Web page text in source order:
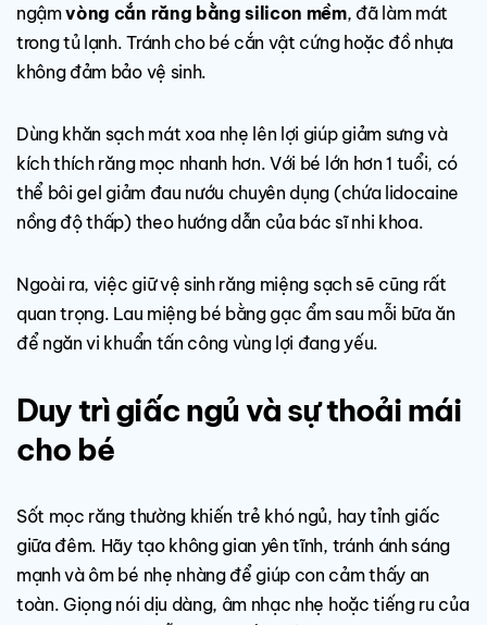
ngậmvòng cắn răng bằng silicon mềm, đã làm mát
trong tủ lạnh. Tránh cho bé cắn vật cứng hoặc đồ nhựa
không đảm bảo vệ sinh.
Dùng khăn sạch mát xoa nhẹ lên lợi giúp giảm sưng và
kích thích răng mọc nhanh hơn. Với bé lớn hơn 1 tuổi, có
thể bôi gel giảm đau nướu chuyên dụng (chứa lidocaine
nồng độ thấp) theo hướng dẫn của bác sĩ nhi khoa.
Ngoài ra, việc giữ vệ sinh răng miệng sạch sẽ cũng rất
quan trọng. Lau miệng bé bằng gạc ẩm sau mỗi bữa ăn
để ngăn vi khuẩn tấn công vùng lợi đang yếu.
Duy trì giấc ngủ và sự thoải mái
cho bé
Sốt mọc răng thường khiến trẻ khó ngủ, hay tỉnh giấc
giữa đêm. Hãy tạo không gian yên tĩnh, tránh ánh sáng
mạnh và ôm bé nhẹ nhàng để giúp con cảm thấy an
toàn. Giọng nói dịu dàng, âm nhạc nhẹ hoặc tiếng ru của